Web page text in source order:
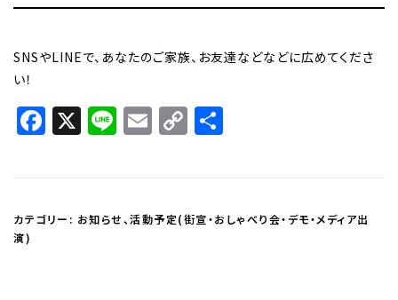
SNSやLINEで、あなたのご家族、お友達などなどに広めてくださ
い！
Facebook
X LineEmail
Copy
Link
カテゴリー: お知らせ、活動予定(街宣・おしゃべり会・デモ・メディア出
演)